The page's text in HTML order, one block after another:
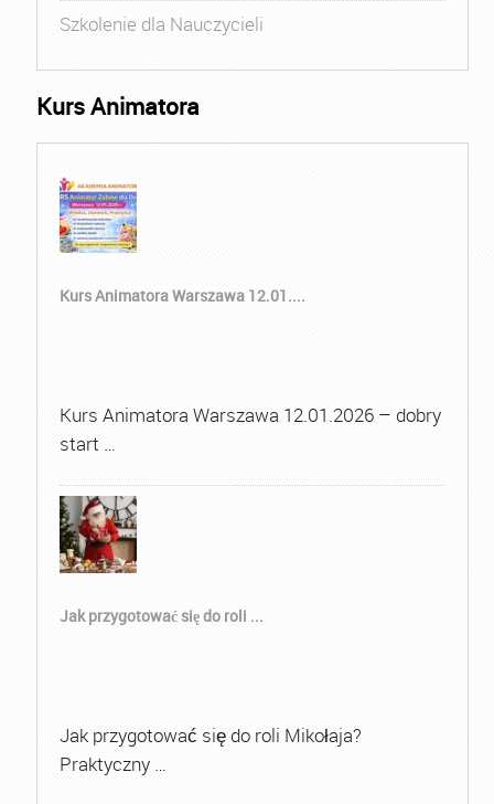
Szkolenie dla Nauczycieli
Kurs Animatora
Kurs Animatora Warszawa 12.01....
Kurs Animatora Warszawa 12.01.2026 – dobry
start …
Jak przygotować się do roli ...
Jak przygotować się do roli Mikołaja?
Praktyczny …